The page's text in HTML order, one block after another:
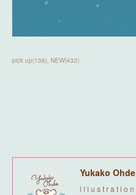
pick up(138) NEW(432)
Yukako Ohde
i l l u s t r a t i o n